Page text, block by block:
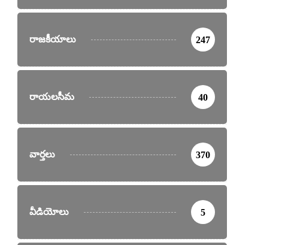
రాజకీయాలు 247
రాయలసీమ 40
వార్తలు 370
వీడియోలు 5